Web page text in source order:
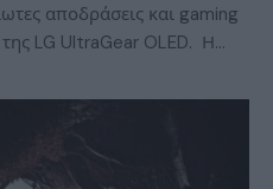
αποδράσεις και gaming
της LG UltraGear OLED. Η…